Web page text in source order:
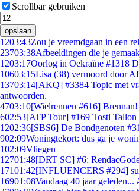
Scrollbar gebruiken
opslaan
1203:43Zou je vreemdgaan in een
23703:38Afbeeldingen die je
1203:17Oorlog in Oekraïne #1318
10603:15Lisa (38) vermoord door
13703:14[AKQ] #3384 Topic met
antwoorden.
4703:10[Wielrennen #616] Brennan!
602:53[ATP Tour] #169 Tosti
1202:36[SBS6] De Bondgenoten
902:09Woningtekort: dus ga je
102:09Vliegen
12701:48[DRT SC] #6:
17101:42[INFLUENCERS #294]
16901:08Vandaag 40 jaar geleden...